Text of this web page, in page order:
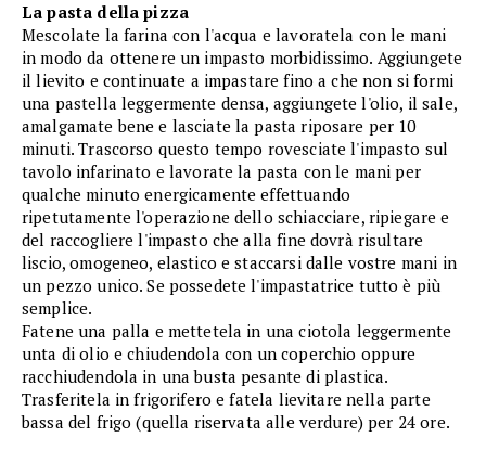
La pasta della pizza
Mescolate la farina con l'acqua e lavoratela con le mani
in modo da ottenere un impasto morbidissimo. Aggiungete
il lievito e continuate a impastare fino a che non si formi
una pastella leggermente densa, aggiungete l'olio, il sale,
amalgamate bene e lasciate la pasta riposare per 10
minuti. Trascorso questo tempo rovesciate l'impasto sul
tavolo infarinato e lavorate la pasta con le mani per
qualche minuto energicamente effettuando
ripetutamente l'operazione dello schiacciare, ripiegare e
del raccogliere l'impasto che alla fine dovrà risultare
liscio, omogeneo, elastico e staccarsi dalle vostre mani in
un pezzo unico. Se possedete l'impastatrice tutto è più
semplice.
Fatene una palla e mettetela in una ciotola leggermente
unta di olio e chiudendola con un coperchio oppure
racchiudendola in una busta pesante di plastica.
Trasferitela in frigorifero e fatela lievitare nella parte
bassa del frigo (quella riservata alle verdure) per 24 ore.